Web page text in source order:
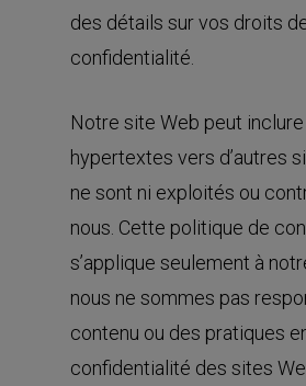
des détails sur vos droits
confidentialité.
Notre site Web peut
hypertextes vers d’autres
ne sont ni exploités ou
nous. Cette politique de
s’applique seulement à
nous ne sommes pas
contenu ou des pratiques
confidentialité des sites